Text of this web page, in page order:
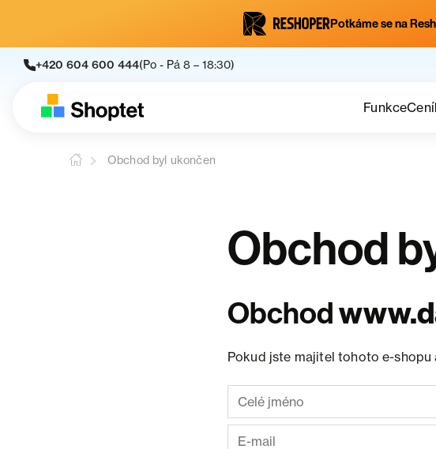
Potkáme se na
+420 604 600 444(Po - Pá 8 – 18:30)
Funkce
Obchod byl ukončen
Obchod
Obchod
Pokud jste majitel tohoto e-shopu